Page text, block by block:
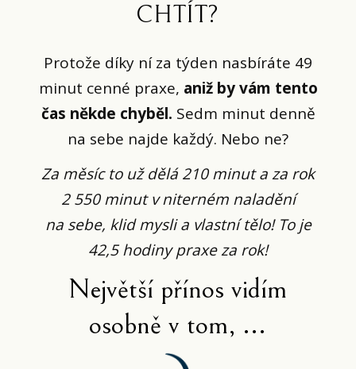
CHTÍT?
Protože díky ní za týden nasbíráte 49
minut cenné praxe, aniž by vám tento
čas někde chyběl. Sedm minut denně
na sebe najde každý. Nebo ne?
Za měsíc to už dělá 210 minut a za rok
2 550 minut v niterném naladění
na sebe, klid mysli a vlastní tělo! To je
42,5 hodiny praxe za rok!
Největší přínos vidím
osobně v tom, ...